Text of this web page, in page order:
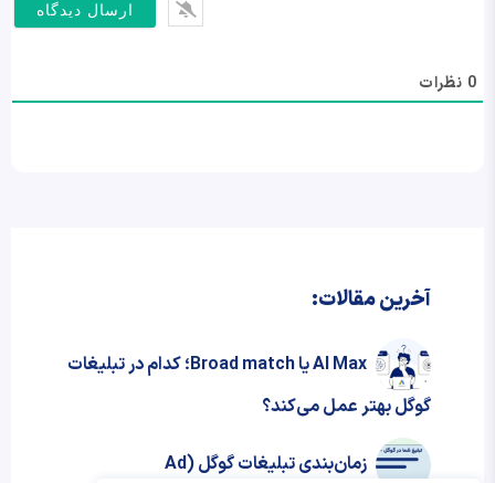
0نظرات
آخرین مقالات:
AI Max یا Broad match؛ کدام در تبلیغات
گوگل بهتر عمل می‌کند؟
زمان‌بندی تبلیغات گوگل (Ad